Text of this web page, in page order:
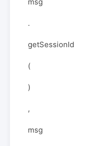
.
getSessionId
(
)
,
msg